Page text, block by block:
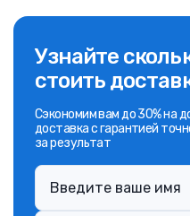
Узнайте
стоить
Сэкономим вам до 30% на
доставка с гарантией
за результат